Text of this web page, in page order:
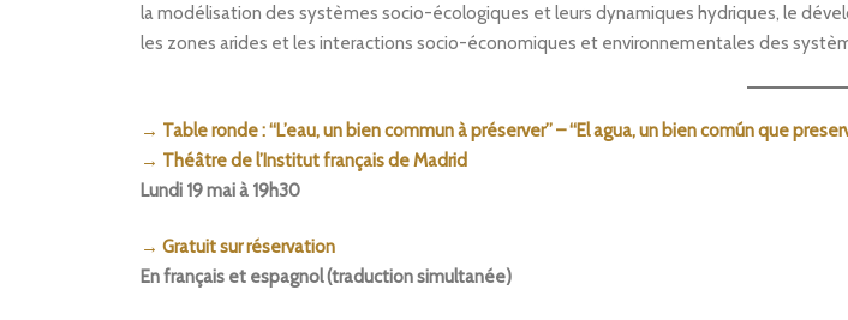
la modélisation des systèmes socio-écologiques et leurs dynamiques hydriques, le
les zones arides et les interactions socio-économiques et environnementales des
→ Table ronde : “L’eau, un bien commun à préserver” – “El agua, un bien común que
→ Théâtre de l’Institut français de Madrid
Lundi 19 mai à 19h30
→ Gratuit sur réservation
En français et espagnol (traduction simultanée)